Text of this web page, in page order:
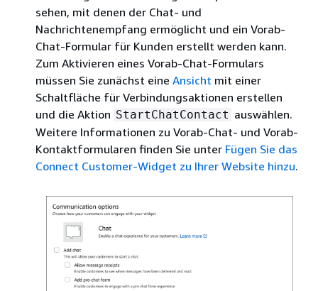
sehen, mit denen der Chat- und
Nachrichtenempfang ermöglicht und ein Vorab-
Chat-Formular für Kunden erstellt werden kann.
Zum Aktivieren eines Vorab-Chat-Formulars
müssen Sie zunächst eine Ansicht mit einer
Schaltfläche für Verbindungsaktionen erstellen
und die Aktion StartChatContact auswählen.
Weitere Informationen zu Vorab-Chat- und Vorab-
Kontaktformularen finden Sie unter Fügen Sie das
Connect Customer-Widget zu Ihrer Website hinzu.